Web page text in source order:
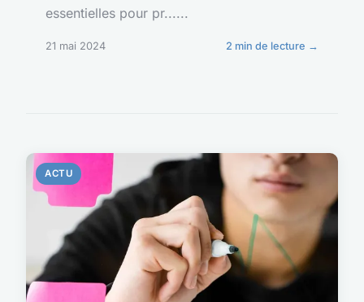
essentielles pour pr......
21 mai 2024 2 min de lecture →
ACTU